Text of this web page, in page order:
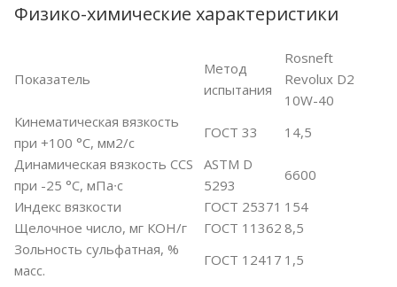
Физико-химические характеристики
Показатель
Метод
испытания
Rosneft
Revolux D2
10W-40
Кинематическая вязкость
при +100 °С, мм2/с
ГОСТ 33
14,5
Динамическая вязкость CCS
при -25 °С, мПа∙с
ASTM D
5293
6600
Индекс вязкости
ГОСТ 25371 154
Щелочное число, мг КОН/г
ГОСТ 11362 8,5
Зольность сульфатная, %
масс.
ГОСТ 12417 1,5